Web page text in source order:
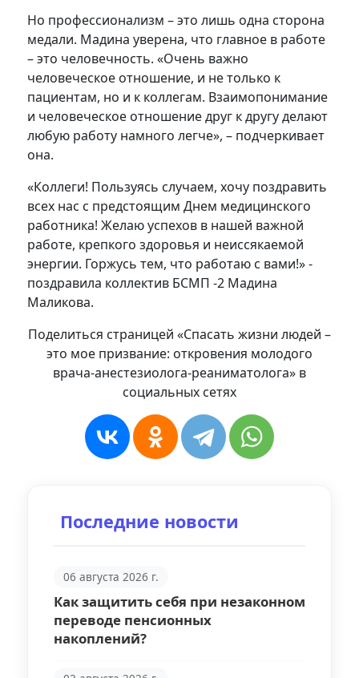
Но профессионализм – это лишь одна сторона
медали. Мадина уверена, что главное в работе
– это человечность. «Очень важно
человеческое отношение, и не только к
пациентам, но и к коллегам. Взаимопонимание
и человеческое отношение друг к другу делают
любую работу намного легче», – подчеркивает
она.
«Коллеги! Пользуясь случаем, хочу поздравить
всех нас с предстоящим Днем медицинского
работника! Желаю успехов в нашей важной
работе, крепкого здоровья и неиссякаемой
энергии. Горжусь тем, что работаю с вами!» -
поздравила коллектив БСМП -2 Мадина
Маликова.
Поделиться страницей «Спасать жизни людей –
это мое призвание: откровения молодого
врача-анестезиолога-реаниматолога» в
социальных сетях
Последние новости
06 августа 2026 г.
Как защитить себя при незаконном
переводе пенсионных
накоплений?